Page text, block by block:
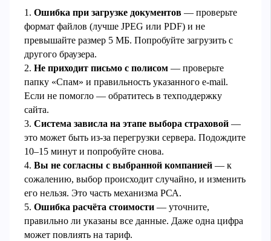
1.Ошибка при загрузке документов — проверьте
формат файлов (лучше JPEG или PDF) и не
превышайте размер 5 МБ. Попробуйте загрузить с
другого браузера.
2.Не приходит письмо с полисом — проверьте
папку «Спам» и правильность указанного e-mail.
Если не помогло — обратитесь в техподдержку
сайта.
3.Система зависла на этапе выбора страховой —
это может быть из-за перегрузки сервера. Подождите
10–15 минут и попробуйте снова.
4.Вы не согласны с выбранной компанией — к
сожалению, выбор происходит случайно, и изменить
его нельзя. Это часть механизма РСА.
5.Ошибка расчёта стоимости — уточните,
правильно ли указаны все данные. Даже одна цифра
может повлиять на тариф.